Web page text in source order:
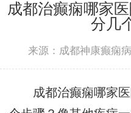
成都治癫痫哪家
分几
来源：成都神康癫痫
成都治癫痫哪家医